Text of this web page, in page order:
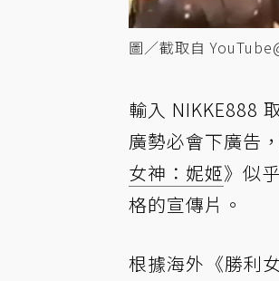
圖／截取自
輸入 NIKKE888
廣勢必會下廣告
女神：妮姬》似
格的宣傳片。
根據海外《勝利